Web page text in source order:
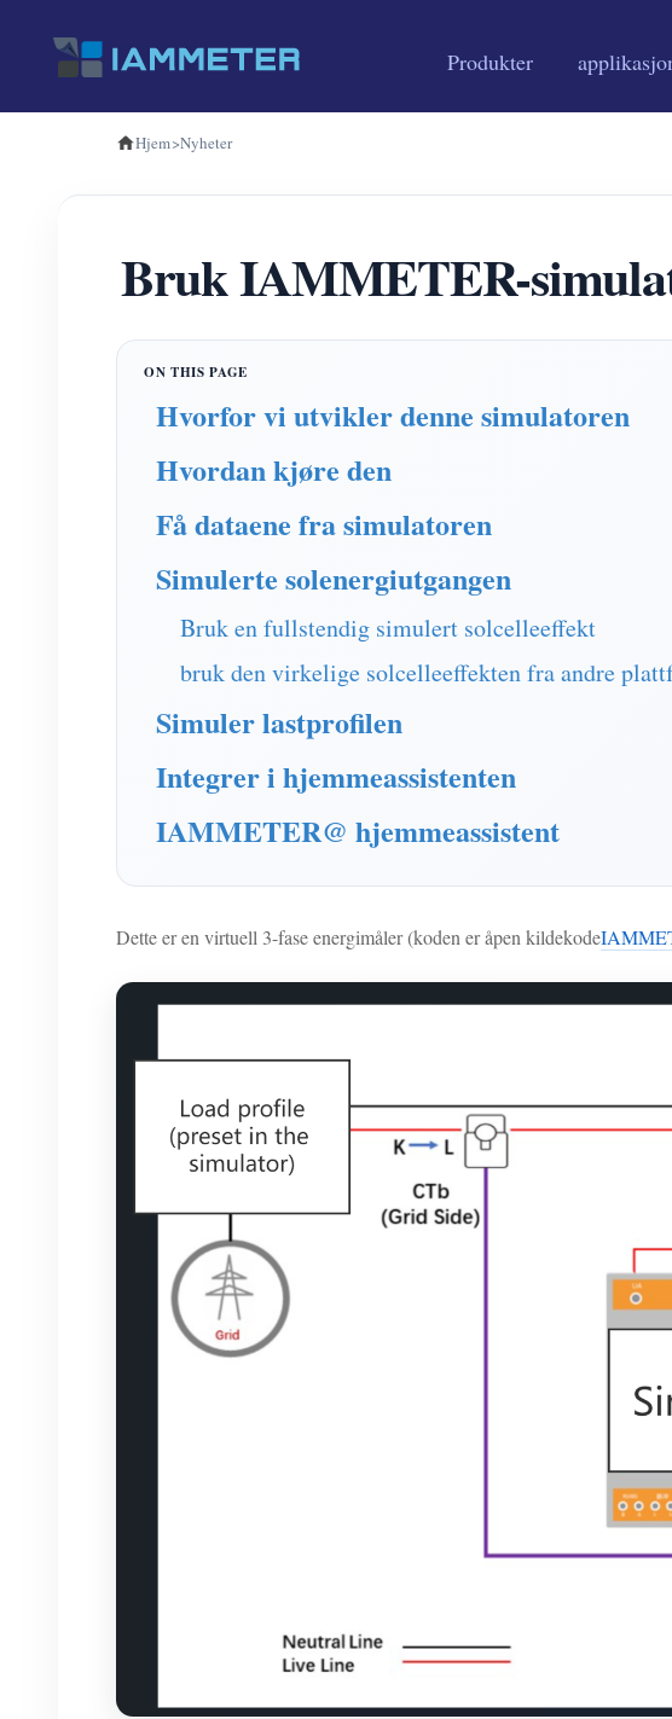
Produkter
Hjem>Nyheter
Bruk IAMMETER-
Hvorfor vi utvikler denne simulatoren
Hvordan kjøre den
Få dataene fra simulatoren
Simulerte solenergiutgangen
Bruk en fullstendig simulert solcelleeffekt
bruk den virkelige solcelleeffekten fra andre
Simuler lastprofilen
Integrer i hjemmeassistenten
IAMMETER@ hjemmeassistent
Dette er en virtuell 3-fase energimåler (koden er åpen kildekode